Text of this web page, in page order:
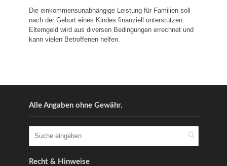
Die einkommensunabhängige Leistung für Familien soll
nach der Geburt eines Kindes finanziell unterstützen.
Elterngeld wird aus diversen Bedingungen errechnet und
kann vielen Betroffenen helfen.
Alle Angaben ohne Gewähr.
Recht & Hinweise